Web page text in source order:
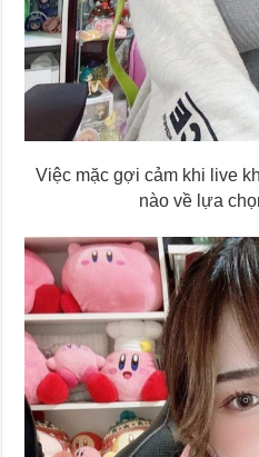
Việc mặc gợi cảm khi live
nào về lựa